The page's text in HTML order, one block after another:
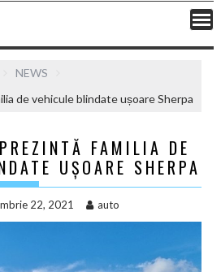
NEWS
de vehicule blindate ușoare Sherpa
FAMILIA DE
UȘOARE SHERPA
22, 2021 auto